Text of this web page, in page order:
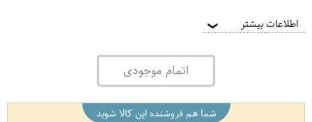
اطلاعات بیشتر ❯
اتمام موجودی
شما هم فروشنده این کالا شوید